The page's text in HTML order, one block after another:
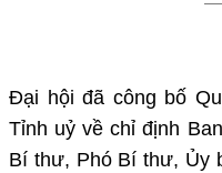
Đại hội đã công bố
Tỉnh uỷ về chỉ định
Bí thư, Phó Bí thư, Ủy